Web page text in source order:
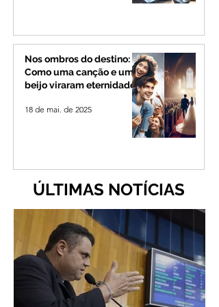
Nos ombros do destino:
Como uma canção e um
beijo viraram eternidade
18 de mai. de 2025
ÚLTIMAS NOTÍCIAS